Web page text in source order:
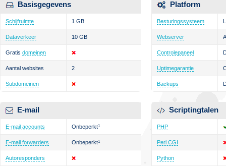
Basisgegevens
Schijfruimte 1 GB
Dataverkeer 10 GB
Gratis domeinen
Aantal websites 2
Subdomeinen
E-mail
E-mail accounts Onbeperkt1
E-mail forwarders Onbeperkt1
Autoresponders
Platform
Besturingssysteem
Webserver
Controlepaneel
Uptimegarantie
Backups
Scriptingtalen
PHP
Perl CGI
Python